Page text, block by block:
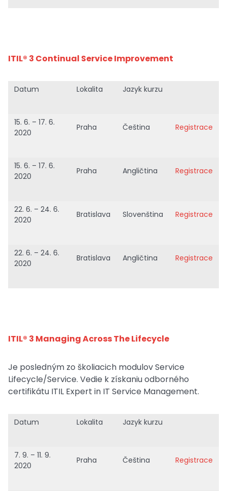
ITIL® 3 Continual Service Improvement
Datum Lokalita Jazyk kurzu
15. 6. – 17. 6.
2020
Praha Čeština Registrace
15. 6. – 17. 6.
2020
Praha Angličtina Registrace
22. 6. – 24. 6.
2020
Bratislava Slovenština Registrace
22. 6. – 24. 6.
2020
Bratislava Angličtina Registrace
ITIL® 3 Managing Across The Lifecycle
Je posledným zo školiacich modulov Service
Lifecycle/Service. Vedie k získaniu odborného
certifikátu ITIL Expert in IT Service Management.
Datum Lokalita Jazyk kurzu
7. 9. – 11. 9.
2020
Praha Čeština Registrace